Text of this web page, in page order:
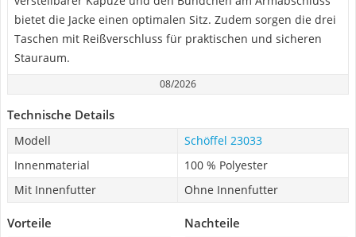
bietet die Jacke einen optimalen Sitz. Zudem sorgen die drei
Taschen mit Reißverschluss für praktischen und sicheren
Stauraum.
08/2026
Technische Details
Modell
Schöffel 23033
Innenmaterial
100 % Polyester
Mit Innenfutter
Ohne Innenfutter
Vorteile Nachteile